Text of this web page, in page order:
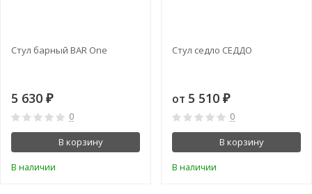
Стул барный BAR One
5 630 ₽
0
В корзину
В наличии
Стул седло СЕДДО
от 5 510 ₽
0
В корзину
В наличии